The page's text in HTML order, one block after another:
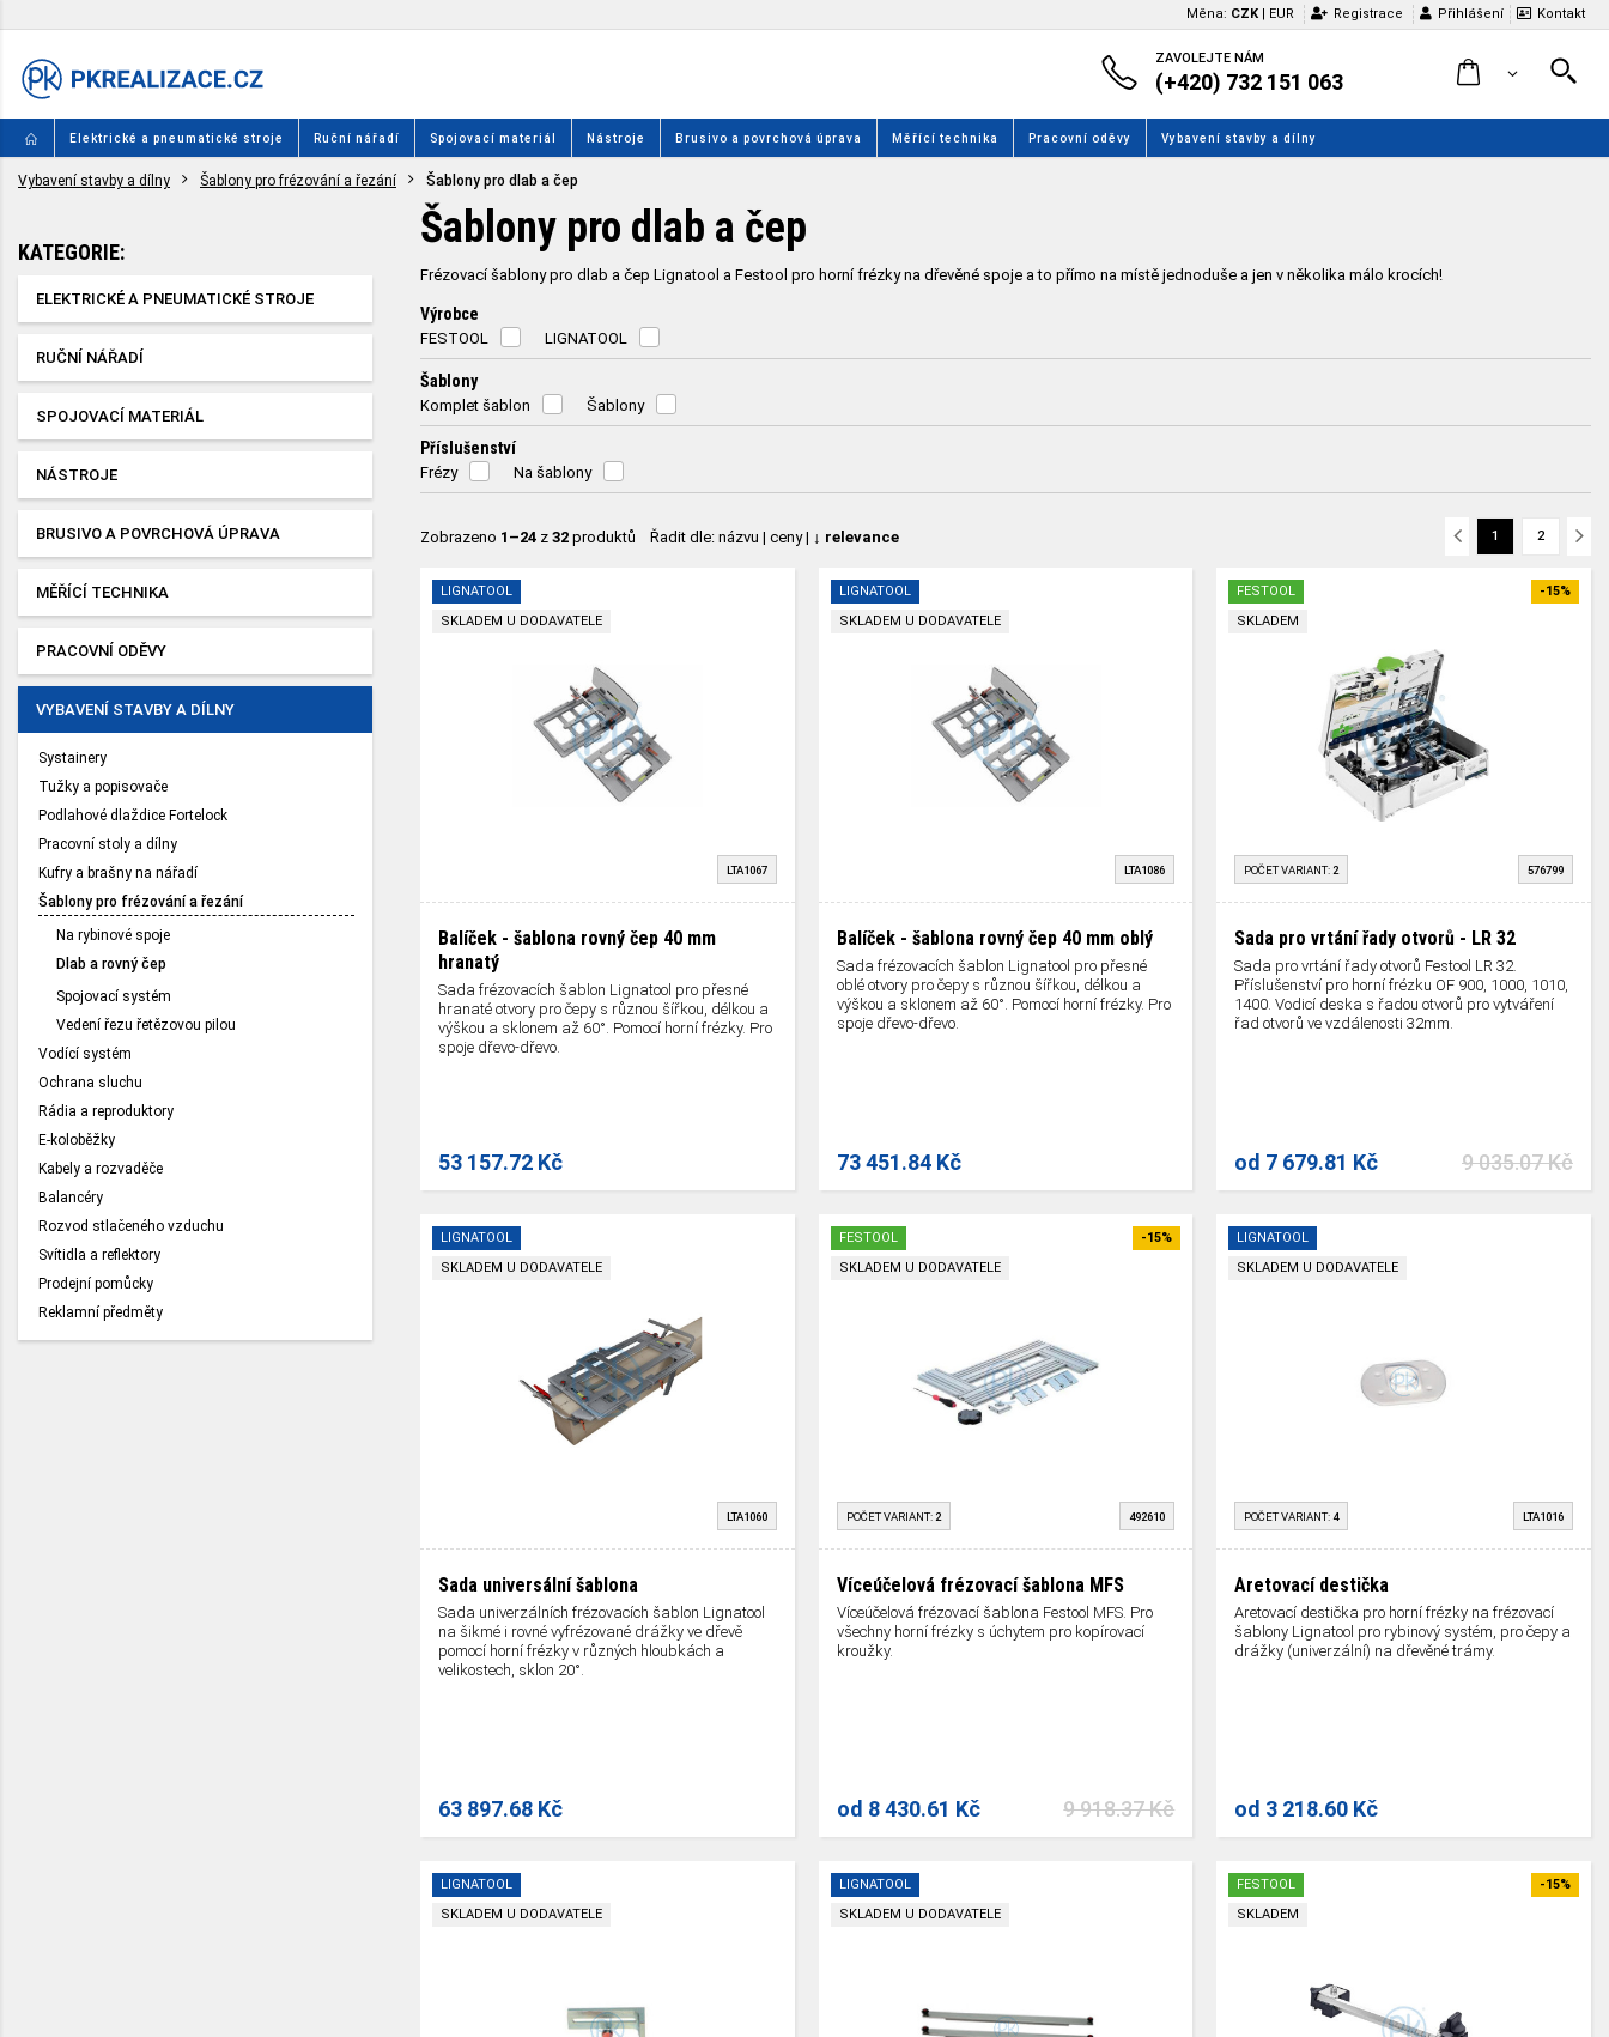
Měna: CZK | EUR Registrace Přihlášení Kontakt
ZAVOLEJTE NÁM
(+420) 732 151 063
Elektrické a pneumatické stroje Ruční nářadí Spojovací materiál Nástroje Brusivo a povrchová úprava Měřící technika Pracovní oděvy Vybavení stavby a dílny
Vybavení stavby a dílny Šablony pro frézování a řezání Šablony pro dlab a čep
Šablony pro dlab a čep
Frézovací šablony pro dlab a čep Lignatool a Festool pro horní frézky na dřevěné spoje a to přímo na místě jednoduše a jen v několika málo krocích!
Výrobce
FESTOOL LIGNATOOL
Šablony
Komplet šablon Šablony
Příslušenství
Frézy Na šablony
Zobrazeno 1–24 z 32 produktů Řadit dle: názvu | ceny| ↓ relevance 1 2
LIGNATOOL
SKLADEM U DODAVATELE
LTA1067
Balíček - šablona rovný čep 40 mm
hranatý
Sada frézovacích šablon Lignatool pro přesné
hranaté otvory pro čepy s různou šířkou, délkou a
výškou a sklonem až 60°. Pomocí horní frézky. Pro
spoje dřevo-dřevo.
53 157.72 Kč
LIGNATOOL
SKLADEM U DODAVATELE
LTA1086
Balíček - šablona rovný čep 40 mm oblý
Sada frézovacích šablon Lignatool pro přesné
oblé otvory pro čepy s různou šířkou, délkou a
výškou a sklonem až 60°. Pomocí horní frézky. Pro
spoje dřevo-dřevo.
73 451.84 Kč
FESTOOL
SKLADEM
-15%
POČET VARIANT: 2 576799
Sada pro vrtání řady otvorů - LR 32
Sada pro vrtání řady otvorů Festool LR 32.
Příslušenství pro horní frézku OF 900, 1000, 1010,
1400. Vodicí deska s řadou otvorů pro vytváření
řad otvorů ve vzdálenosti 32mm.
9 035.07 Kč
od 7 679.81 Kč
LIGNATOOL
SKLADEM U DODAVATELE
LTA1060
Sada universální šablona
Sada univerzálních frézovacích šablon Lignatool
na šikmé i rovné vyfrézované drážky ve dřevě
pomocí horní frézky v různých hloubkách a
velikostech, sklon 20°.
63 897.68 Kč
FESTOOL
SKLADEM U DODAVATELE
-15%
POČET VARIANT: 2 492610
Víceúčelová frézovací šablona MFS
Víceúčelová frézovací šablona Festool MFS. Pro
všechny horní frézky s úchytem pro kopírovací
kroužky.
9 918.37 Kč
od 8 430.61 Kč
LIGNATOOL
SKLADEM U DODAVATELE
POČET VARIANT:4 LTA1016
Aretovací destička
Aretovací destička pro horní frézky na frézovací
šablony Lignatool pro rybinový systém, pro čepy a
drážky (univerzální) na dřevěné trámy.
od 3 218.60 Kč
LIGNATOOL
SKLADEM U DODAVATELE
LIGNATOOL
SKLADEM U DODAVATELE
FESTOOL
SKLADEM
-15%
KATEGORIE:
ELEKTRICKÉ A PNEUMATICKÉ STROJE
RUČNÍ NÁŘADÍ
SPOJOVACÍ MATERIÁL
NÁSTROJE
BRUSIVO A POVRCHOVÁ ÚPRAVA
MĚŘÍCÍ TECHNIKA
PRACOVNÍ ODĚVY
VYBAVENÍ STAVBY A DÍLNY
Systainery
Tužky a popisovače
Podlahové dlaždice Fortelock
Pracovní stoly a dílny
Kufry a brašny na nářadí
Šablony pro frézování a řezání
Na rybinové spoje
Dlab a rovný čep
Spojovací systém
Vedení řezu řetězovou pilou
Vodící systém
Ochrana sluchu
Rádia a reproduktory
E-koloběžky
Kabely a rozvaděče
Balancéry
Rozvod stlačeného vzduchu
Svítidla a reflektory
Prodejní pomůcky
Reklamní předměty